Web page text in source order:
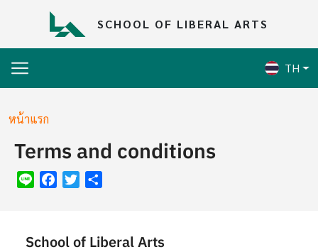
SCHOOL OF LIBERAL ARTS
TH
Breadcrumb
หน้าแรก
Terms and conditions
Line FacebookTwitter
School of Liberal Arts